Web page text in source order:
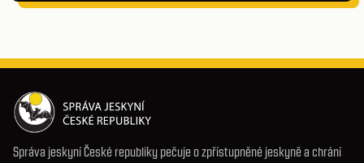
Správa jeskyní České republiky pečuje o zpřístupněné jeskyně a chrání